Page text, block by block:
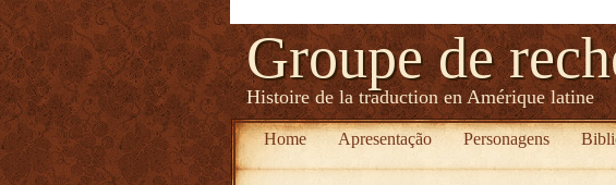
Groupe de
Histoire de la traduction en Amérique latine
Home Apresentação Personagens